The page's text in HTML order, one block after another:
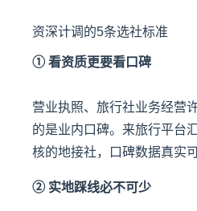
资深计调的5条选社标准
① 看资质更要看口碑
营业执照、旅行社业务经营
的是业内口碑。 来旅行平台
核的地接社，口碑数据真实可
② 实地踩线必不可少